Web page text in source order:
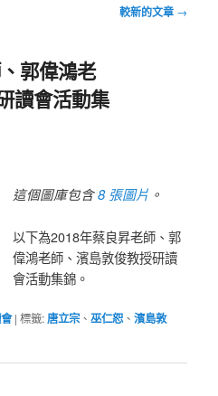
較新的文章 →
郭偉鴻老
讀會活動集
這個圖庫包含8 張圖片 。
以下為2018年蔡良昇老師、郭
偉鴻老師、濱島敦俊教授研讀
會活動集錦。
|標籤:唐立宗、巫仁恕 、濱島敦